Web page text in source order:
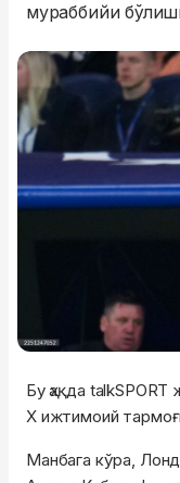
мураббийи
Бу ҳақда
Х ижтимоий
Манбага кўра,